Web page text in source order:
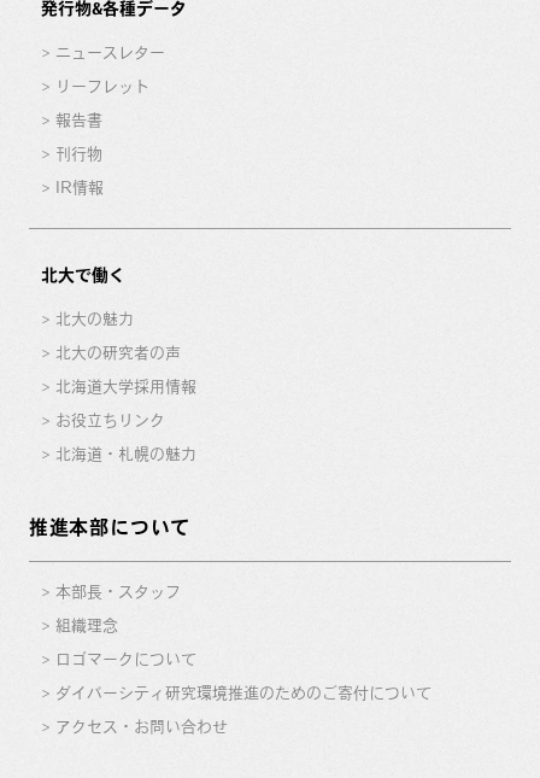
発行物&各種データ
ニュースレター
リーフレット
報告書
刊行物
IR情報
北大で働く
北大の魅力
北大の研究者の声
北海道大学採用情報
お役立ちリンク
北海道・札幌の魅力
推進本部について
本部長・スタッフ
組織理念
ロゴマークについて
ダイバーシティ研究環境推進のためのご寄付について
アクセス・お問い合わせ